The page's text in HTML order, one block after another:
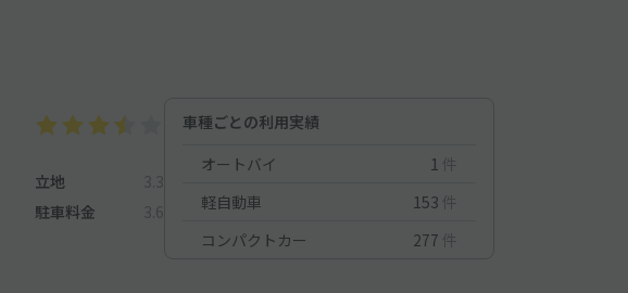
立地
3.3
駐車料金 3.6
車種ごとの利用実績
オートバイ
1 件
軽自動車
153 件
コンパクトカー
277 件